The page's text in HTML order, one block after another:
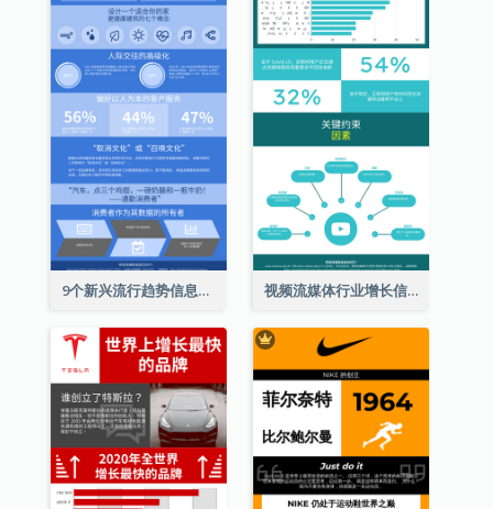
9个新兴流行趋势信息图表 视频流媒体行业增长信息图表